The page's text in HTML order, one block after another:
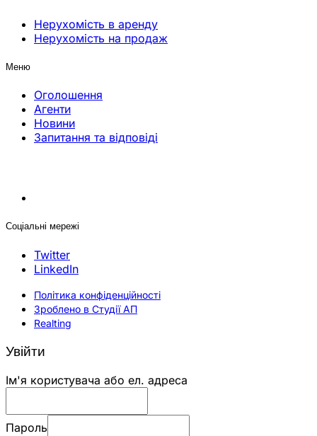
Нерухомість в аренду
Нерухомість на продаж
Меню
Оголошення
Агенти
Новини
Запитання та відповіді
Соціальні мережі
Twitter
LinkedIn
Політика конфіденційності
Зроблено в Студії АП
Realting
Увійти
Ім'я користувача або ел. адреса
Пароль